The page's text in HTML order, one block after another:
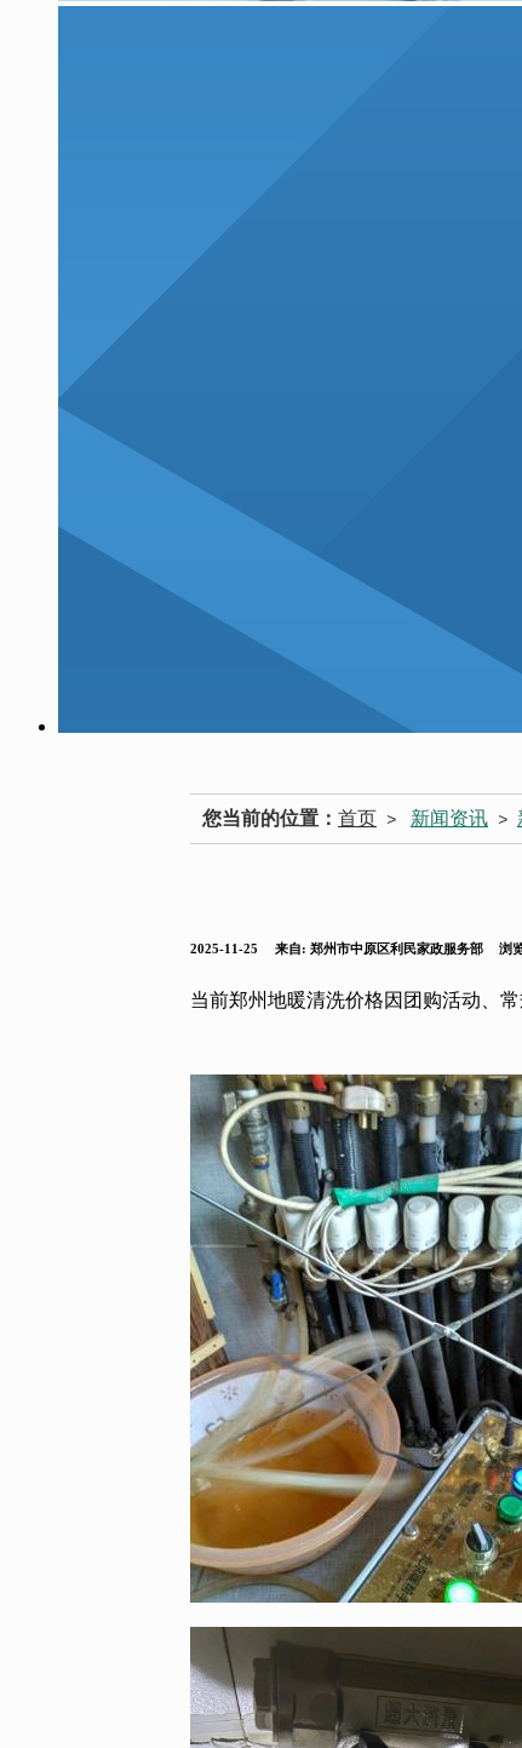
您当前的位置： 首页 > 新闻资讯 >
2025-11-25 来自: 郑州市中原区利民家政服务部 浏
当前郑州地暖清洗价格因团购活动、